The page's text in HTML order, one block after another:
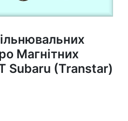
Магнітних
Subaru (Transtar)